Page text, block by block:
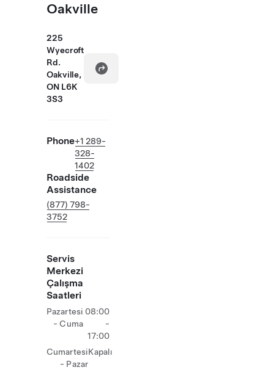
Oakville
225
Wyecroft
Rd.
Oakville,
ON L6K
3S3
Phone+1 289-
328-
1402
Roadside
Assistance
(877) 798-
3752
Servis
Merkezi
Çalışma
Saatleri
Pazartesi
- Cuma
08:00
-
17:00
Cumartesi
- Pazar
Kapalı